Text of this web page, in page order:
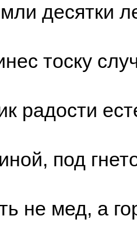
десятки
тоску
радости
под
не мед, а